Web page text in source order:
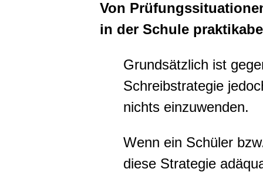
Von
in der Schule
Grundsätzlich ist
Schreibstrategie
nichts einzuwenden.
Wenn ein Schüler
diese Strategie